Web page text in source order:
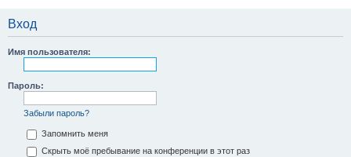
Вход
Имя пользователя:
Пароль:
Забыли пароль?
Запомнить меня
Скрыть моё пребывание на конференции в этот раз